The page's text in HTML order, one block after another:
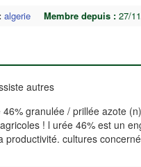
algerie Membre depuis :27/
autres
granulée / prillée azote
! l urée 46% est un
cultures